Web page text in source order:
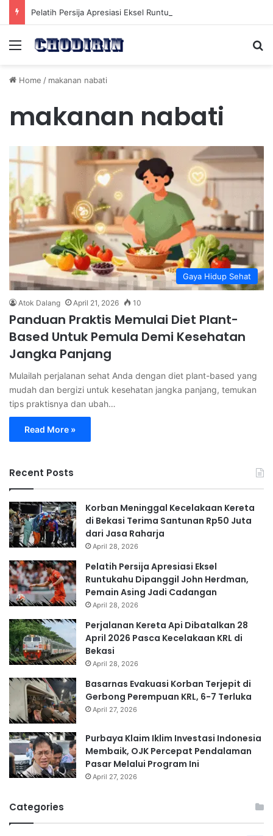
Menu
Home / makanan nabati
makanan nabati
Gaya Hidup Sehat
Atok Dalang April 21, 2026 10
Panduan Praktis Memulai Diet Plant-
Based Untuk Pemula Demi Kesehatan
Jangka Panjang
Mulailah perjalanan sehat Anda dengan diet plant-based yang
mudah dan bergizi untuk kesehatan jangka panjang, temukan
tips praktisnya dan ubah…
Read More »
Recent Posts
Korban Meninggal Kecelakaan Kereta
di Bekasi Terima Santunan Rp50 Juta
dari Jasa Raharja
April 28, 2026
Pelatih Persija Apresiasi Eksel
Runtukahu Dipanggil John Herdman,
Pemain Asing Jadi Cadangan
April 28, 2026
Perjalanan Kereta Api Dibatalkan 28
April 2026 Pasca Kecelakaan KRL di
Bekasi
April 28, 2026
Basarnas Evakuasi Korban Terjepit di
Gerbong Perempuan KRL, 6-7 Terluka
April 27, 2026
Purbaya Klaim Iklim Investasi Indonesia
Membaik, OJK Percepat Pendalaman
Pasar Melalui Program Ini
April 27, 2026
Categories